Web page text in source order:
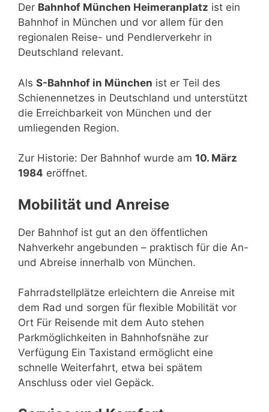
Der Bahnhof München Heimeranplatz ist ein
Bahnhof in München und vor allem für den
regionalen Reise- und Pendlerverkehr in
Deutschland relevant.
Als S-Bahnhof in München ist er Teil des
Schienennetzes in Deutschland und unterstützt
die Erreichbarkeit von München und der
umliegenden Region.
Zur Historie: Der Bahnhof wurde am 10. März
1984 eröffnet.
Mobilität und Anreise
Der Bahnhof ist gut an den öffentlichen
Nahverkehr angebunden – praktisch für die An-
und Abreise innerhalb von München.
Fahrradstellplätze erleichtern die Anreise mit
dem Rad und sorgen für flexible Mobilität vor
Ort Für Reisende mit dem Auto stehen
Parkmöglichkeiten in Bahnhofsnähe zur
Verfügung Ein Taxistand ermöglicht eine
schnelle Weiterfahrt, etwa bei spätem
Anschluss oder viel Gepäck.